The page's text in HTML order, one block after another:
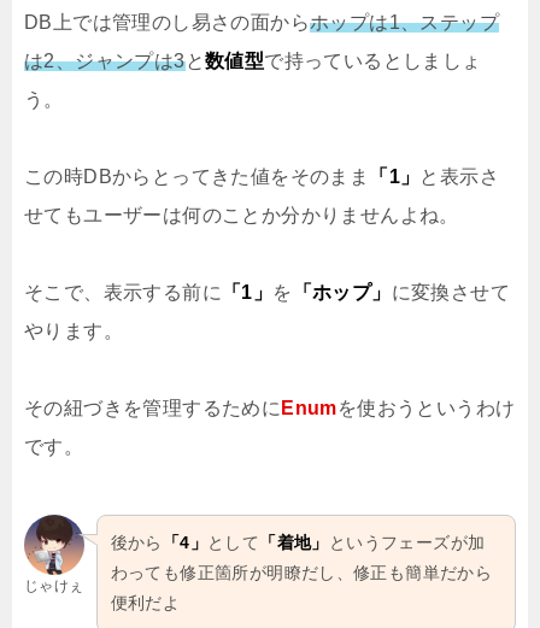
DB上では管理のし易さの面からホップは1、ステップ
は2、ジャンプは3と数値型で持っているとしましょ
う。
この時DBからとってきた値をそのまま 「1」 と表示さ
せてもユーザーは何のことか分かりませんよね。
そこで、表示する前に 「1」 を 「ホップ」 に変換させて
やります。
その紐づきを管理するために Enumを使おうというわけ
です。
じゃけぇ
後から 「4」 として 「着地」
というフェーズが加
わっても修正箇所が明瞭だし、修正も簡単だから
便利だよ